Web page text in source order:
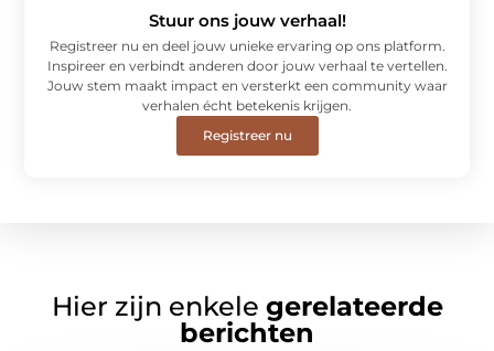
Stuur ons jouw verhaal!
Registreer nu en deel jouw unieke ervaring op ons platform.
Inspireer en verbindt anderen door jouw verhaal te vertellen.
Jouw stem maakt impact en versterkt een community waar
verhalen écht betekenis krijgen.
Registreer nu
Hier zijn enkele gerelateerde
berichten